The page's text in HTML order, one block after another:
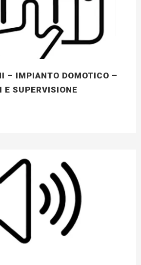
– IMPIANTO DOMOTICO –
SUPERVISIONE